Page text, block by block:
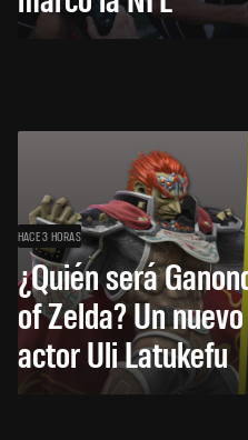
HACE 3 HORAS
¿Quién será
of Zelda? Un
actor Uli Latukefu